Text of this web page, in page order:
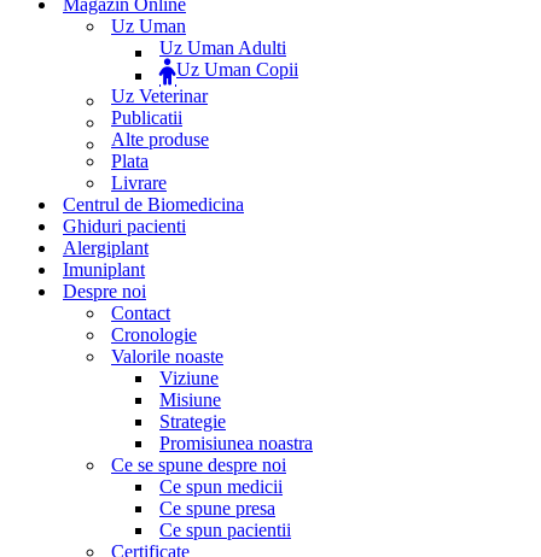
Magazin Online
Uz Uman
Uz Uman Adulti
Uz Uman Copii
Uz Veterinar
Publicatii
Alte produse
Plata
Livrare
Centrul de Biomedicina
Ghiduri pacienti
Alergiplant
Imuniplant
Despre noi
Contact
Cronologie
Valorile noaste
Viziune
Misiune
Strategie
Promisiunea noastra
Ce se spune despre noi
Ce spun medicii
Ce spune presa
Ce spun pacientii
Certificate